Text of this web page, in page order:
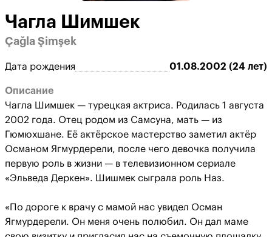
Чагла Шимшек
Çağla Şimşek
Дата рождения 01.08.2002 (24 лет)
Описание
Чагла Шимшек — турецкая актриса. Родилась 1 августа
2002 года. Отец родом из Самсуна, мать — из
Гюмюхшане. Её актёрское мастерство заметил актёр
Османом Ягмурдерели, после чего девочка получила
первую роль в жизни — в телевизионном сериале
«Эльведа Деркен». Шишмек сыграла роль Наз.
«По дороге к врачу с мамой нас увидел Осман
Ягмурдерели. Он меня очень полюбил. Он дал маме